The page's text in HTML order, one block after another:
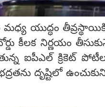
యుద్ధం తీవ్రస్థాయికి
కీలక నిర్ణయం
ఐపీఎల్ క్రికెట్
దృష్టిలో